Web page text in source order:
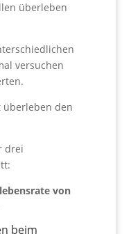
überleben
versuchen
überleben den
drei
von
beim